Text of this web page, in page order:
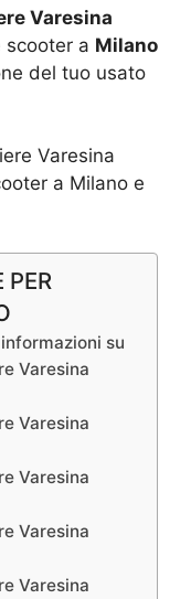
Varesina
scooter a Milano
del tuo usato
PER
su
Varesina
Varesina
Varesina
Varesina
Varesina